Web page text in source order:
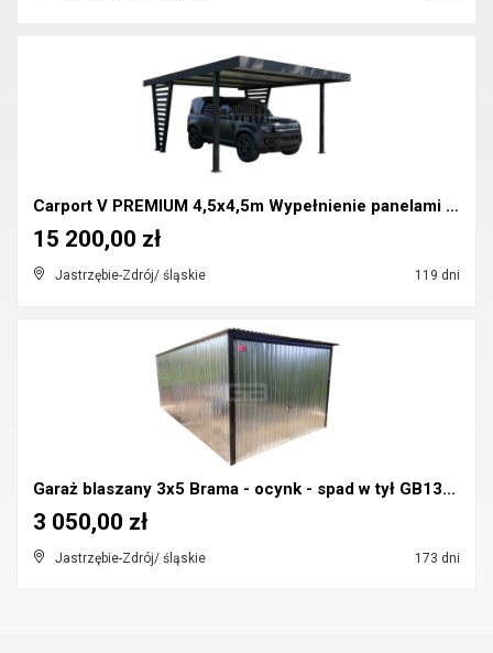
Carport V PREMIUM 4,5x4,5m Wypełnienie panelami Wi...
Jastrzębie-Zdrój/ śląskie 119 dni
15 200,00 zł
Garaż blaszany 3x5 Brama - ocynk - spad w tył GB13...
Jastrzębie-Zdrój/ śląskie 173 dni
3 050,00 zł